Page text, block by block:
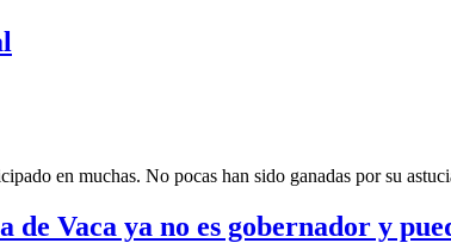
en muchas. No pocas han sido ganadas por su
Vaca ya no es gobernador y